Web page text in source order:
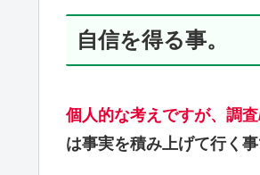
自信を得る事。
個人的な考えですが、調
は事実を積み上げて行く